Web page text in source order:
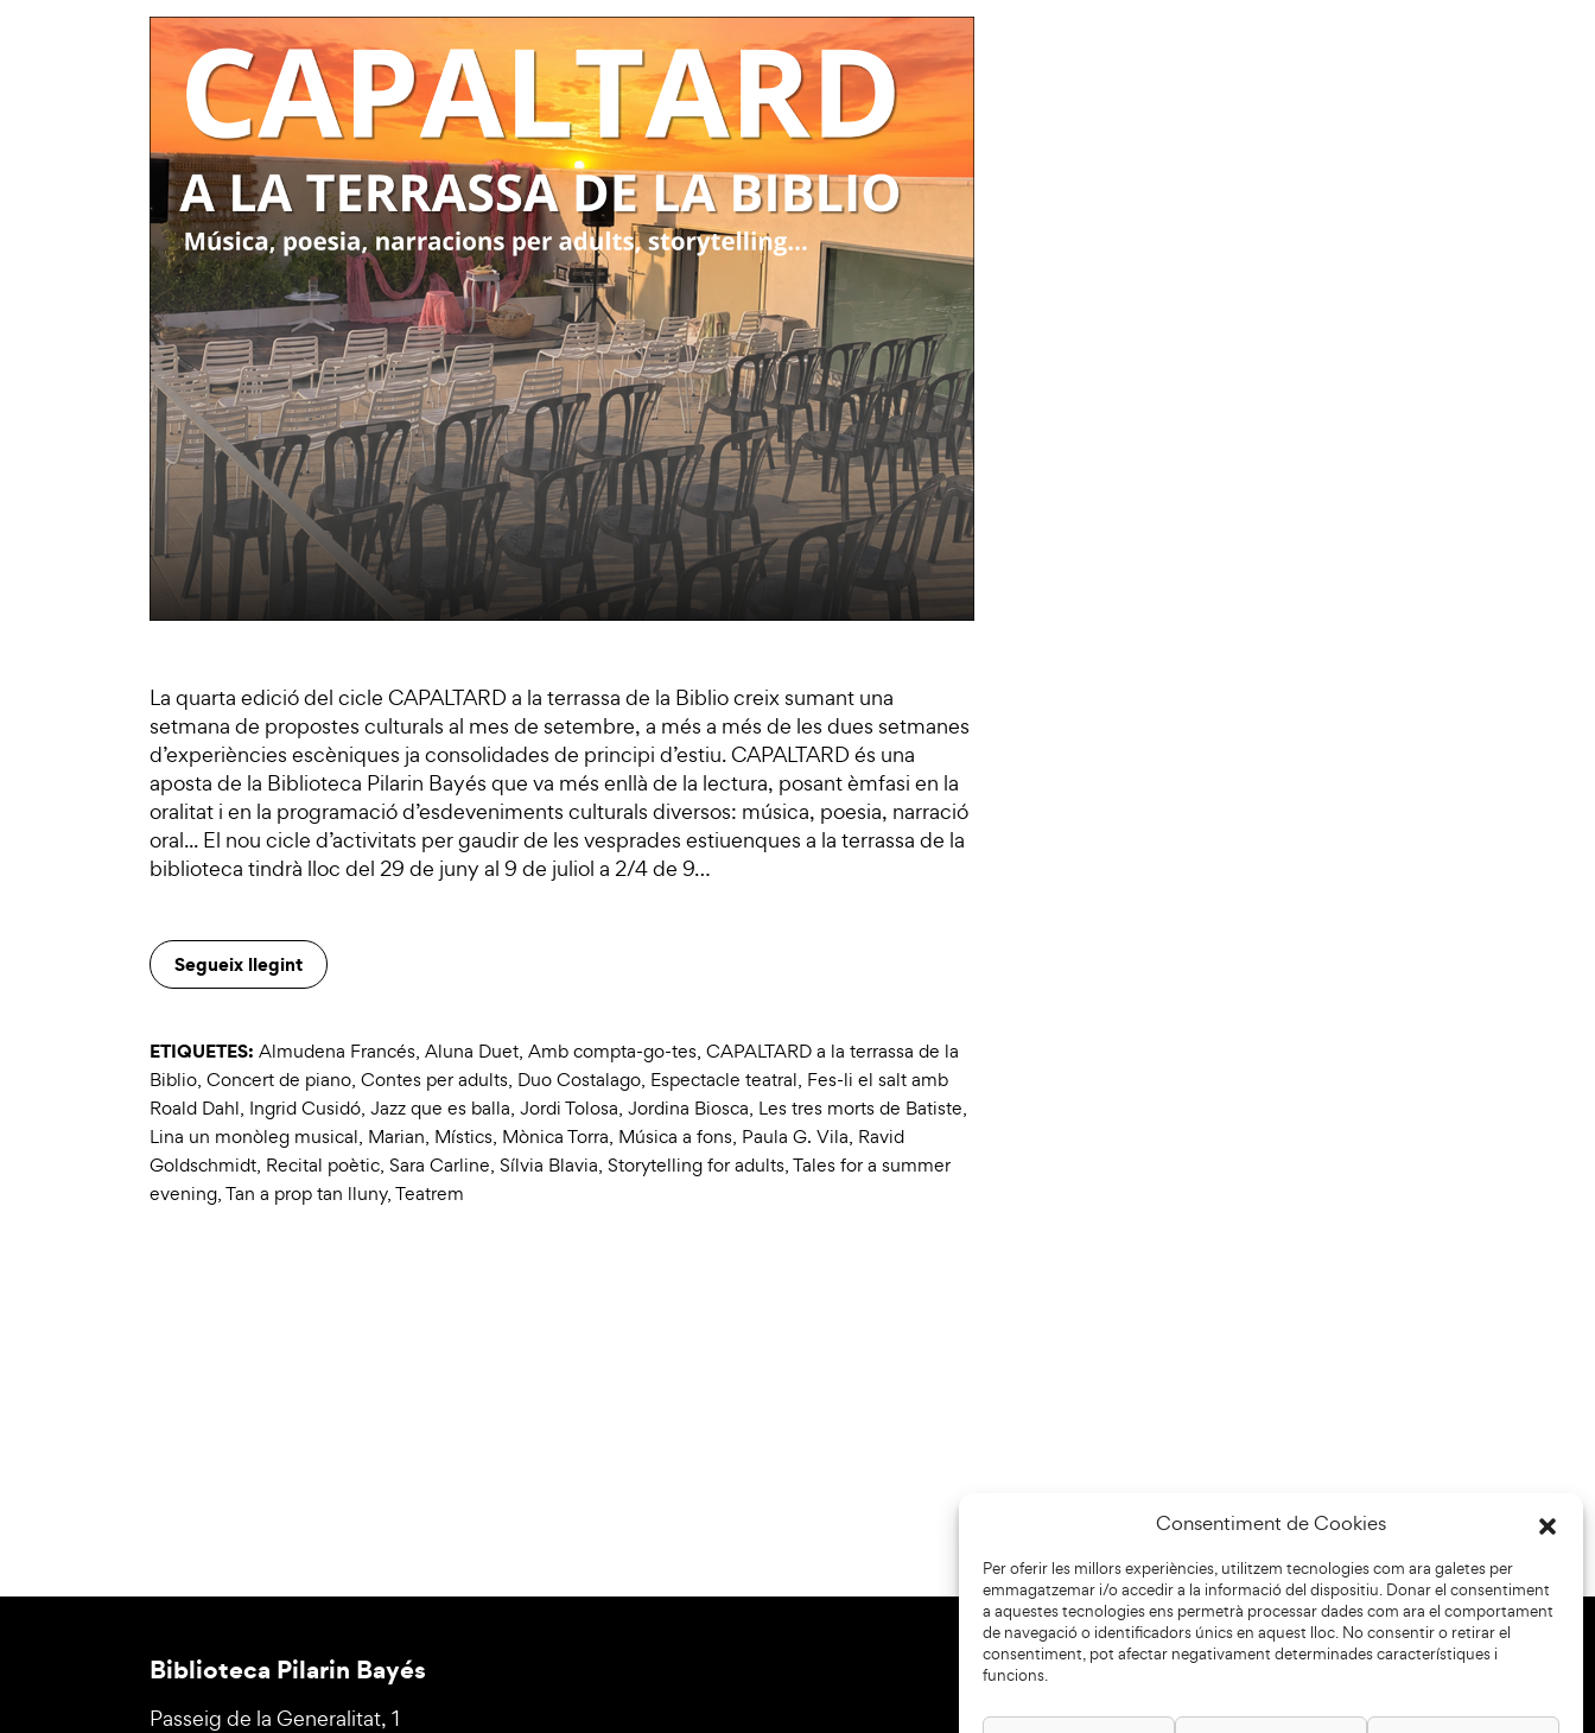
Consentiment de Cookies
Per oferir les millors experiències, utilitzem tecnologies com ara galetes per
emmagatzemar i/o accedir a la informació del dispositiu. Donar el consentiment
a aquestes tecnologies ens permetrà processar dades com ara el comportament
de navegació o identificadors únics en aquest lloc. No consentir o retirar el
consentiment, pot afectar negativament determinades característiques i
funcions.
La quarta edició del cicle CAPALTARD a la terrassa de la Biblio creix sumant una
setmana de propostes culturals al mes de setembre, a més a més de les dues setmanes
d’experiències escèniques ja consolidades de principi d’estiu. CAPALTARD és una
aposta de la Biblioteca Pilarin Bayés que va més enllà de la lectura, posant èmfasi en la
oralitat i en la programació d’esdeveniments culturals diversos: música, poesia, narració
oral... El nou cicle d’activitats per gaudir de les vesprades estiuenques a la terrassa de la
biblioteca tindrà lloc del 29 de juny al 9 de juliol a 2/4 de 9…
Segueix llegint
ETIQUETES: Almudena Francés, Aluna Duet, Amb compta-go-tes, CAPALTARD a la terrassa de la
Biblio, Concert de piano, Contes per adults, Duo Costalago, Espectacle teatral, Fes-li el salt amb
Roald Dahl, Ingrid Cusidó, Jazz que es balla, Jordi Tolosa, Jordina Biosca, Les tres morts de Batiste,
Lina un monòleg musical, Marian, Místics, Mònica Torra, Música a fons, Paula G. Vila, Ravid
Goldschmidt, Recital poètic, Sara Carline, Sílvia Blavia, Storytelling for adults,Tales for a summer
evening,Tan a prop tan lluny,Teatrem
Biblioteca Pilarin Bayés
Passeig de la Generalitat, 1
Col·laboradors: